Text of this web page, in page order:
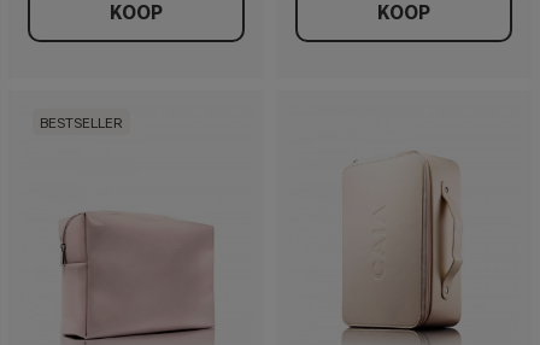
KOOP KOOP
BESTSELLER